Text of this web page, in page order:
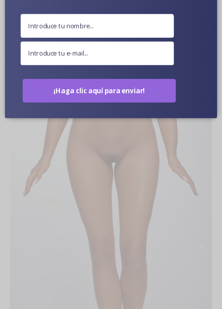
Más información
Color De Piel Opcional
Fotos De Muñecas En Primer Plano
¡Haga clic aquí para enviar!